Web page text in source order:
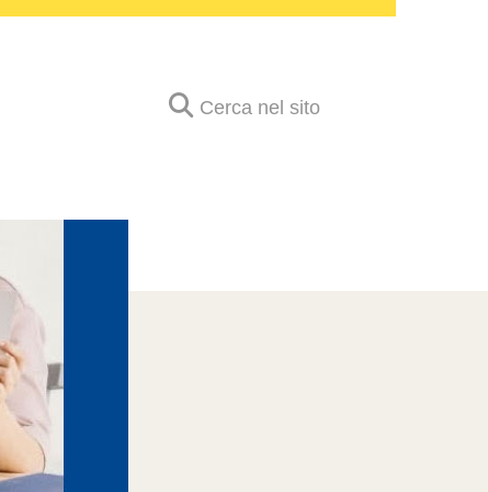
Cerca nel sito